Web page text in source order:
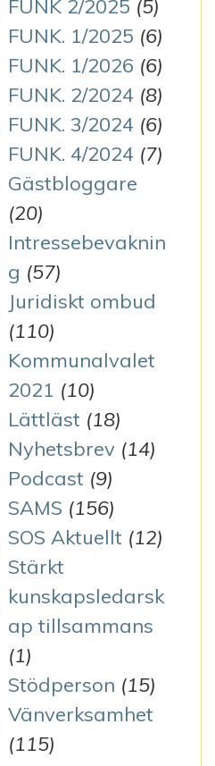
FUNK 2/2025 (5)
FUNK. 1/2025 (6)
FUNK. 1/2026 (6)
FUNK. 2/2024 (8)
FUNK. 3/2024 (6)
FUNK. 4/2024 (7)
Gästbloggare
(20)
Intressebevaknin
g (57)
Juridiskt ombud
(110)
Kommunalvalet
2021 (10)
Lättläst (18)
Nyhetsbrev (14)
Podcast (9)
SAMS (156)
SOS Aktuellt (12)
Stärkt
kunskapsledarsk
ap tillsammans
(1)
Stödperson (15)
Vänverksamhet
(115)